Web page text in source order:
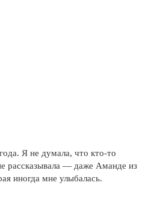
Я не думала, что кто-то
рассказывала — даже Аманде из
иногда мне улыбалась.